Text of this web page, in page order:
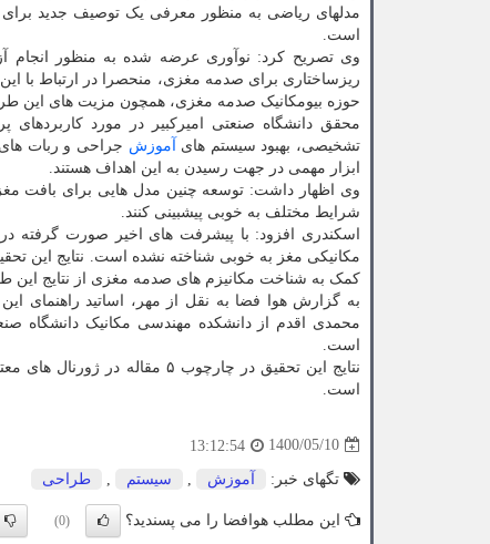
مدلهای ریاضی به منظور معرفی یک توصیف جدید
است.
وی تصریح کرد: نوآوری عرضه شده به منظور
ریزساختاری برای صدمه مغزی، منحصرا در ارتباط با
حوزه بیومکانیک صدمه مغزی، همچون مزیت های این
محقق دانشگاه صنعتی امیرکبیر در مورد
تشخیصی، بهبود سیستم های
آموزش جراحی و ربات
ابزار مهمی در جهت رسیدن به این اهداف هستند.
وی اظهار داشت: توسعه چنین مدل هایی برای بافت
شرایط مختلف به خوبی پیشبینی کنند.
اسکندری افزود: با پیشرفت های اخیر صورت گرفته
مکانیکی مغز به خوبی شناخته نشده است. نتایج این
کمک به شناخت مکانیزم های صدمه مغزی از نتایج این
به گزارش هوا فضا به نقل از مهر، اساتید راهنمای
محمدی اقدم از دانشکده مهندسی مکانیک دانشگاه
است.
است.
1400/05/10
13:12:54
تگهای خبر: آموزش سیستم طراحی
این مطلب هوافضا را می پسندید؟ (0)